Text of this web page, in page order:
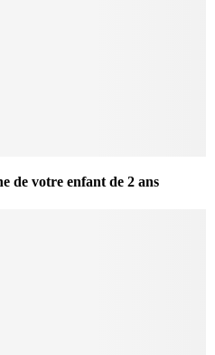
de votre enfant de 2 ans